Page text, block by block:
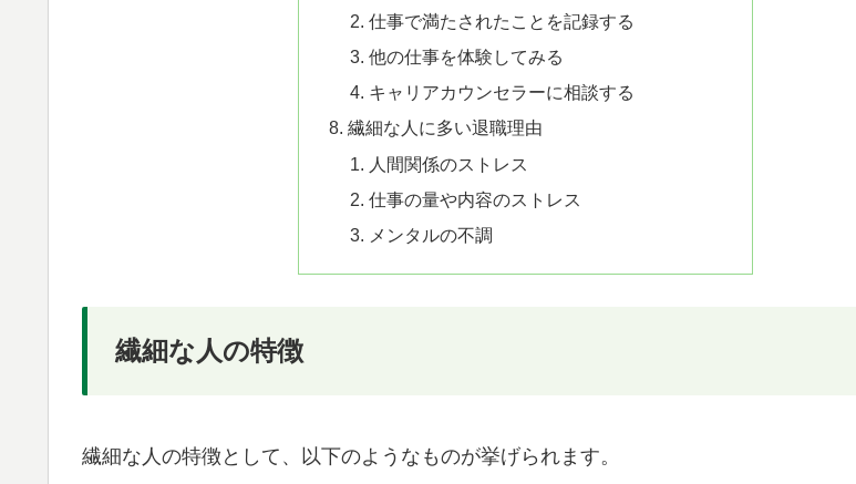
仕事で満たされたことを記録する
他の仕事を体験してみる
キャリアカウンセラーに相談する
繊細な人に多い退職理由
人間関係のストレス
仕事の量や内容のストレス
メンタルの不調
繊細な人の特徴
繊細な人の特徴として、以下のようなものが挙げられます。